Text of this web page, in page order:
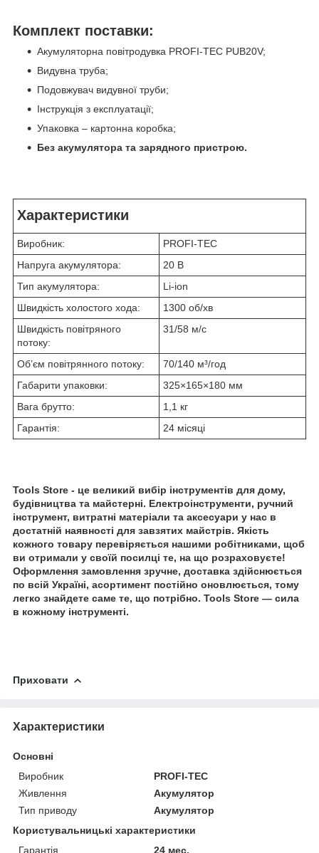
Комплект поставки:
Акумуляторна повітродувка PROFI-TEC PUB20V;
Видувна труба;
Подовжувач видувної труби;
Інструкція з експлуатації;
Упаковка – картонна коробка;
Без акумулятора та зарядного пристрою.
Характеристики
Виробник:
PROFI-TEC
Напруга акумулятора:
20 В
Тип акумулятора:
Li-ion
Швидкість холостого хода:
1300 об/хв
Швидкість повітряного
потоку:
31/58 м/с
Об’єм повітрянного потоку:
70/140 м³/год
Габарити упаковки:
325×165×180 мм
Вага брутто:
1,1 кг
Гарантія:
24 місяці
Tools Store - це великий вибір інструментів для дому,
будівництва та майстерні. Електроінструменти, ручний
інструмент, витратні матеріали та аксесуари у нас в
достатній наявності для завзятих майстрів. Якість
кожного товару перевіряється нашими робітниками, щоб
ви отримали у своїй посилці те, на що розраховуєте!
Оформлення замовлення зручне, доставка здійснюється
по всій Україні, асортимент постійно оновлюється, тому
легко знайдете саме те, що потрібно. Tools Store — сила
в кожному інструменті.
Приховати
Характеристики
Основні
Виробник
PROFI-TEC
Живлення
Акумулятор
Тип приводу
Акумулятор
Користувальницькі характеристики
Гарантія
24 мес.